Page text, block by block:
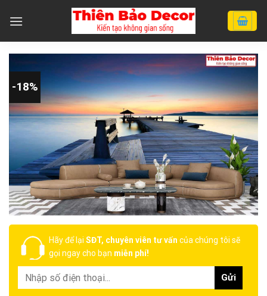
đến
dung
-18%
Hãy để lại SĐT, chuyên viên tư vấn của chúng tôi sẽ
gọi ngay cho bạn miễn phí!